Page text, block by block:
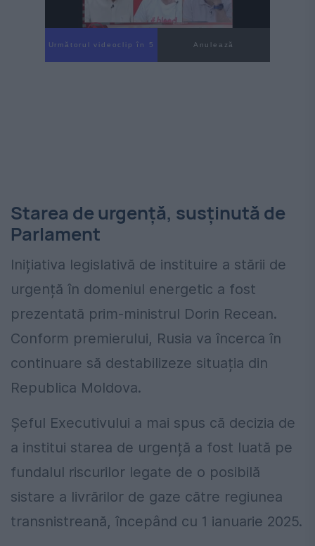
Următorul videoclip în 3 Anulează
Starea de urgență, susținută de
Parlament
Inițiativa legislativă de instituire a stării de
urgență în domeniul energetic a fost
prezentată prim-ministrul Dorin Recean.
Conform premierului, Rusia va încerca în
continuare să destabilizeze situația din
Republica Moldova.
Șeful Executivului a mai spus că decizia de
a institui starea de urgență a fost luată pe
fundalul riscurilor legate de o posibilă
sistare a livrărilor de gaze către regiunea
transnistreană, începând cu 1 ianuarie 2025.